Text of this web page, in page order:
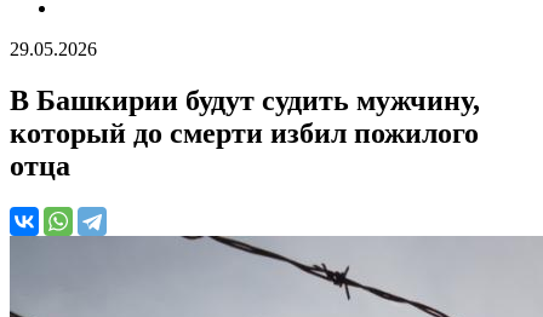
29.05.2026
В Башкирии будут судить мужчину,
который до смерти избил пожилого
отца